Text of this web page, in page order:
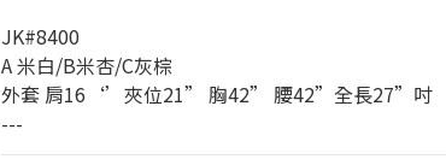
JK#8400
A 米白/B米杏/C灰棕
外套 肩16‘’夾位21” 胸42” 腰42”全長27”吋
---